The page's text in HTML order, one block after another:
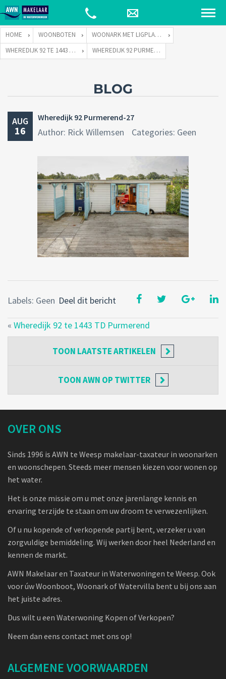
HOME WOONBOTEN
WOONARK MET LIGPLAATS
WHEREDIJK 92 TE 1443 TD PURMEREND
WHEREDIJK 92 PURMEREND-27
BLOG
AUG
16
Wheredijk 92 Purmerend-27
Author: Rick Willemsen Categories: Geen
Deel dit bericht
Labels: Geen
« Wheredijk 92 te 1443 TD Purmerend
TOON LAATSTE ARTIKELEN
TOONAWN OP TWITTER
OVER ONS
Sinds 1996 is AWN te Weesp makelaar-taxateur in woonarken
en woonschepen. Steeds meer mensen kiezen voor wonen op
het water.
Het is onze missie om u met onze jarenlange kennis en
ervaring terzijde te staan om uw droom te verwezenlijken.
Of u nu kopende of verkopende partij bent, verzeker u van
zorgvuldige bemiddeling. Wij werken door heel Nederland en
kennen de markt.
AWN Makelaar en Taxateur in Waterwoningen te Weesp. Ook
voor úw Woonboot, Woonark of Watervilla bent u bij ons aan
het juiste adres.
Dus wilt u een Waterwoning Kopen of Verkopen?
Neem dan eens contact met ons op!
ALGEMENE VOORWAARDEN